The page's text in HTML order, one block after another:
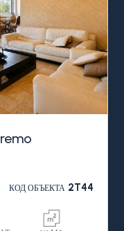
состоит из
кухней, 2
большой
панорамным
Южные Альпы.
КОД ОБЪЕКТА2T44